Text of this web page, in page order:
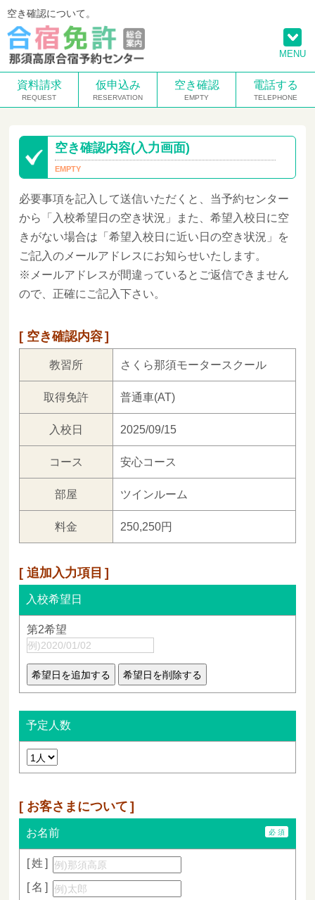
空き確認について。
資料請求 仮申込み 空き確認 電話する
空き確認内容(入力画面)
必要事項を記入して送信いただくと、当予約センター
から「入校希望日の空き状況」また、希望入校日に空
きがない場合は「希望入校日に近い日の空き状況」を
ご記入のメールアドレスにお知らせいたします。
※メールアドレスが間違っているとご返信できません
ので、正確にご記入下さい。
空き確認内容
教習所 さくら那須モータースクール
取得免許 普通車(AT)
入校日 2025/09/15
コース 安心コース
部屋 ツインルーム
料金 250,250円
追加入力項目
入校希望日
第2希望
予定人数
お客さまについて
お名前
姓
名
MENU